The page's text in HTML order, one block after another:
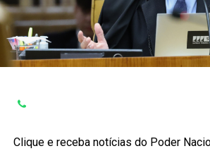
Clique e receba notícias do Poder